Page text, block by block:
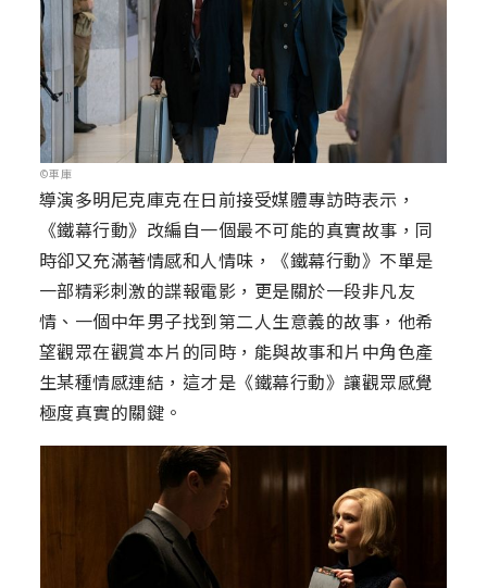
©車庫
導演多明尼克庫克在日前接受媒體專訪時表示，
《鐵幕行動》改編自一個最不可能的真實故事，同
時卻又充滿著情感和人情味，《鐵幕行動》不單是
一部精彩刺激的諜報電影，更是關於一段非凡友
情、一個中年男子找到第二人生意義的故事，他希
望觀眾在觀賞本片的同時，能與故事和片中角色產
生某種情感連結，這才是《鐵幕行動》讓觀眾感覺
極度真實的關鍵。